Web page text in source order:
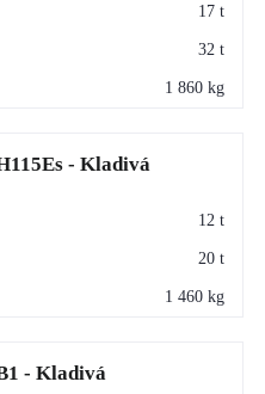
17 t
32 t
1 860 kg
- Kladivá
12 t
20 t
1 460 kg
- Kladivá